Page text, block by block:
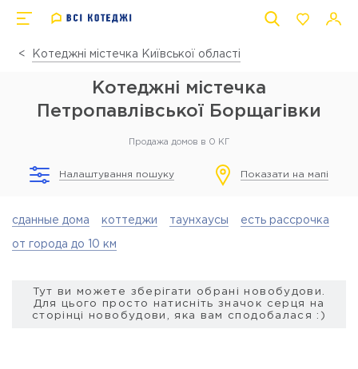
Котеджні містечка Київської області
Котеджні містечка
Петропавлівської Борщагівки
Продажа домов в 0 КГ
Налаштування пошуку Показати на мапі
сданные дома коттеджи таунхаусы есть рассрочка
от города до 10 км
Тут ви можете зберігати обрані новобудови.
Для цього просто натисніть значок серця на
сторінці новобудови, яка вам сподобалася :)